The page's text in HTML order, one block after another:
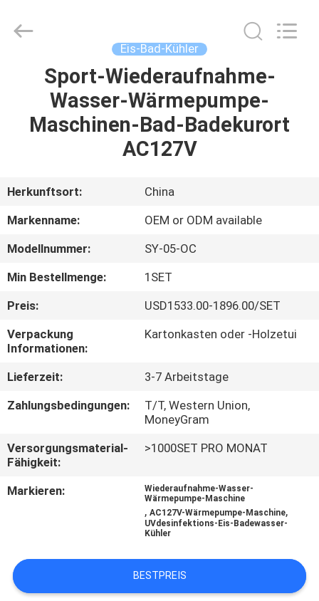
HAUS
PRODUKTE
UNS
AUSFLUG
QUALITÄTSKONTROLLE
TRETEN
SIE
MIT
IN
VERBINDUNG
FORDERN
SIE
Electronics
Eis-Bad-Kühler
Sport-Wiederaufnahme-
Wasser-Wärmepumpe-
Maschinen-Bad-Badekurort
AC127V
Herkunftsort:
China
Markenname:
OEM or ODM available
Modellnummer:
SY-05-OC
Min Bestellmenge:
1SET
Preis:
USD1533.00-1896.00/SET
Verpackung
Informationen:
Kartonkasten oder -Holzetui
Lieferzeit:
3-7 Arbeitstage
Zahlungsbedingungen:
T/T, Western Union,
MoneyGram
Versorgungsmaterial-
Fähigkeit:
>1000SET PRO MONAT
Markieren:
Wiederaufnahme-Wasser-
Wärmepumpe-Maschine
,AC127V-Wärmepumpe-Maschine,
UVdesinfektions-Eis-Badewasser-
Kühler
BESTPREIS